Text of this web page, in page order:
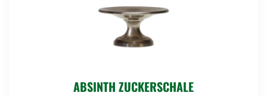
ABSINTH ZUCKERSCHALE